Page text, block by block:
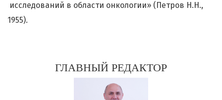
исследований в области онкологии» (Петров Н.Н.,
1955).
ГЛАВНЫЙ РЕДАКТОР